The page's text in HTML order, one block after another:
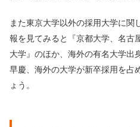
また東京大学以外の採用大学に関
報を見てみると『京都大学、名古
大学』のほか、海外の有名大学出
早慶、海外の大学が新卒採用を占
ょう。